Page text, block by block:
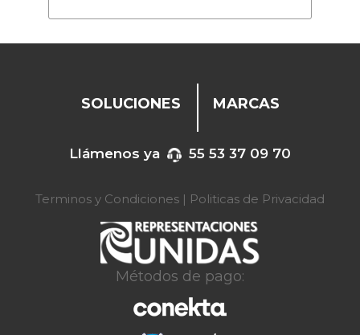
SOLUCIONES MARCAS
Llámenos ya 55 53 37 09 70
Terminos y Condiciones | Politicas de Privacidad
Métodos de pago: